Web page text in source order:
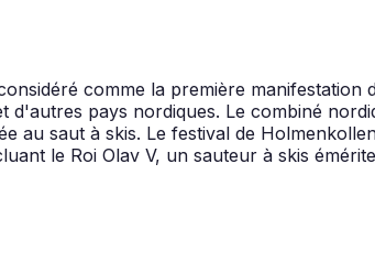
comme la première
pays nordiques. Le combiné
saut à skis. Le festival de
le Roi Olav V, un sauteur à skis